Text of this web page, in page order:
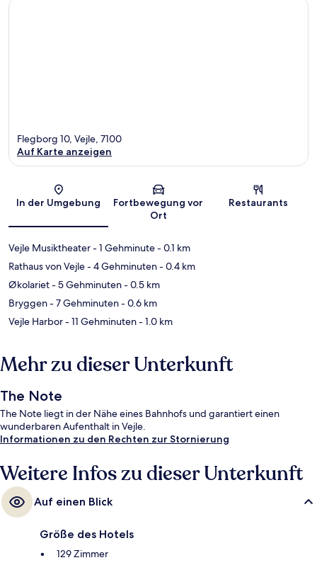
Karte
Flegborg 10, Vejle, 7100
Auf Karte anzeigen
In der Umgebung
Fortbewegung vor
Ort
Restaurants
Vejle Musiktheater- 1 Gehminute- 0.1 km
Rathaus von Vejle- 4 Gehminuten- 0.4 km
Økolariet- 5 Gehminuten- 0.5 km
Bryggen- 7 Gehminuten- 0.6 km
Vejle Harbor- 11 Gehminuten- 1.0 km
Mehr zu dieser Unterkunft
The Note
The Note liegt in der Nähe eines Bahnhofs und garantiert einen
wunderbaren Aufenthalt in Vejle.
Informationen zu den Rechten zur Stornierung
Weitere Infos zu dieser Unterkunft
Auf einen Blick
Größe des Hotels
129 Zimmer